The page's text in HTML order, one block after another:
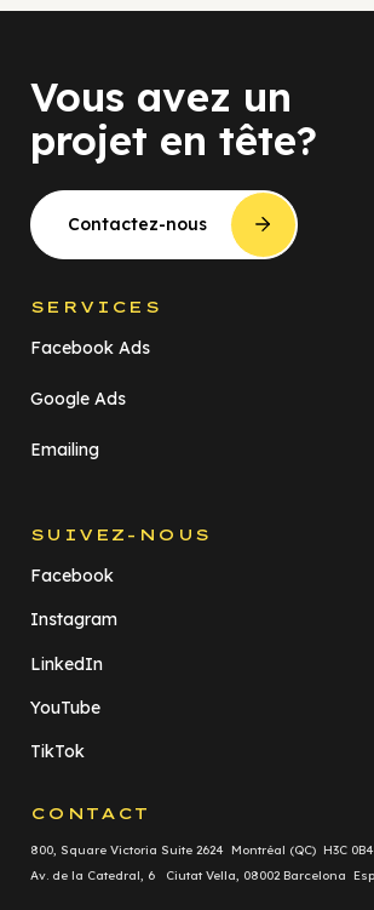
Vous avez un
projet en tête?
Contactez-nous
SERVICES
Facebook Ads
Google Ads
Emailing
SUIVEZ-NOUS
Facebook
Instagram
LinkedIn
YouTube
TikTok
CONTACT
800, Square Victoria Suite 2624 Montréal (QC) H3C
Av. de la Catedral, 6 Ciutat Vella, 08002 Barcelona